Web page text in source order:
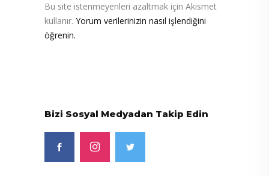
Bu site istenmeyenleri azaltmak için Akismet
kullanır. Yorum verilerinizin nasıl işlendiğini
öğrenin.
Bizi Sosyal Medyadan Takip Edin